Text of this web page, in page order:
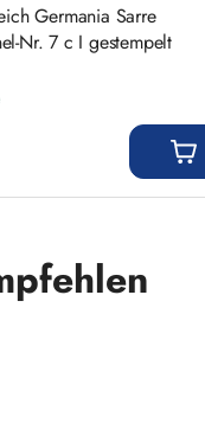
Germania Sarre
Nr. 7 c I gestempelt